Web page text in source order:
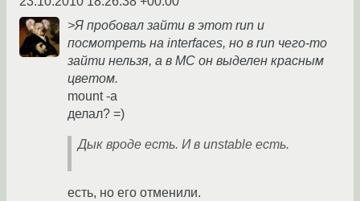
>Я пробовал зайти в этот run и
посмотреть на interfaces, но в run чего-то
зайти нельзя, а в MC он выделен красным
цветом.
mount -a
делал? =)
Дык вроде есть. И в unstable есть.
есть, но его отменили.